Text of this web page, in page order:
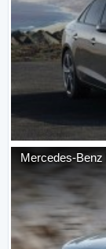
Mercedes-Benz